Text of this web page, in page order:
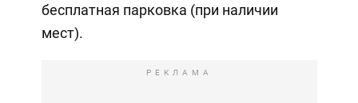
бесплатная парковка (при наличии
мест).
РЕКЛАМА